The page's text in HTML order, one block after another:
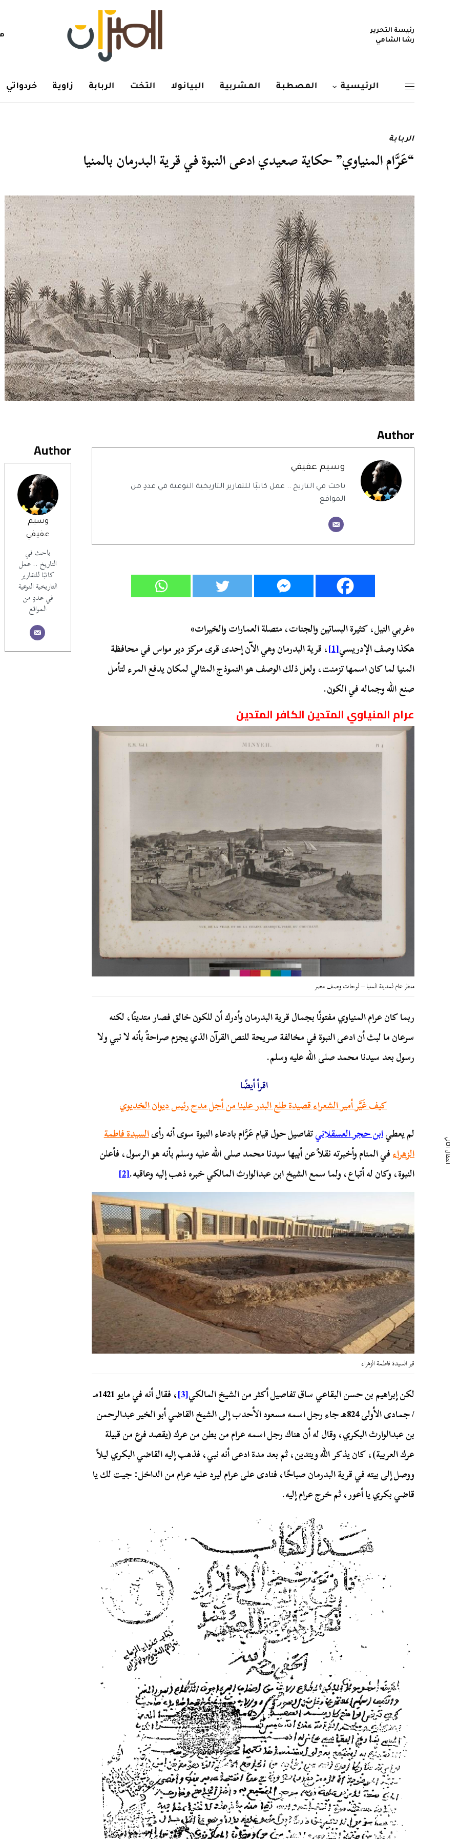
رئيسة التحرير
رشا الشامي
الرئيسية المصطبة المشربية البيانولا التخت الربابة زاوية خردواتي
الربابة
“عَرَّام المنياوي” حكاية صعيدي ادعى النبوة في قرية البدرمان بالمنيا
Author
وسيم
عفيفي
باحث في
التاريخ .. عمل
كاتبًا للتقارير
التاريخية النوعية
في عددٍ من
المواقع
Author
وسيم عفيفي
باحث في التاريخ .. عمل كاتبًا للتقارير التاريخية النوعية في عددٍ من
المواقع
«غربي النيل، كثيرة البساتين والجنات، متصلة العمارات والخيرات»
هكذا وصف الإدريسي[1] ، قرية البدرمان وهي الآن إحدى قرى مركز دير مواس في محافظة
المنيا لما كان اسمها تزمنت، ولعل ذلك الوصف هو النموذج المثالي لمكان يدفع المرء لتأمل
صنع الله وجماله في الكون.
عرام المنياوي المتدين الكافر المتدين
منظر عام لمدينة المنيا – لوحات وصف مصر
ربما كان عرام المنياوي مفتونًا بجمال قرية البدرمان وأدرك أن للكون خالق فصار متدينًا، لكنه
سرعان ما لبث أن ادعى النبوة في مخالفة صريحة للنص القرآن الذي يجزم صراحةً بأنه لا نبي ولا
رسول بعد سيدنا محمد صلى الله عليه وسلم.
اقرأ أيضًا
كيف غَيَّر أمير الشعراء قصيدة طلع البدر علينا من أجل مدح رئيس ديوان الخديوي
لم يعطيابن حجر العسقلانيتفاصيل حول قيام عَرَّام بادعاء النبوة سوى أنه رأىالسيدة فاطمة
الزهراءفي المنام وأخبرته نقلاً عن أبيها سيدنا محمد صلى الله عليه وسلم بأنه هو الرسول، فأعلن
النبوة، وكان له أتباع، ولما سمع الشيخ ابن عبدالوارث المالكي خبره ذهب إليه وعاقبه.[2]
قبر السيدة فاطمة الزهراء
لكن إبراهيم بن حسن البقاعي ساق تفاصيل أكثر من الشيخ المالكي[3]
، فقال أنه في مايو 1421مـ
/ جمادى الأولى 824هـ جاء رجل اسمه مسعود الأحدب إلى الشيخ القاضي أبو الخير عبدالرحمن
بن عبدالوارث البكري، وقال له أن هناك رجل اسمه عرام من بطن من عرك (يقصد فرع من قبيلة
عرك العربية)، كان يذكر الله ويتدين، ثم بعد مدة ادعى أنه نبي، فذهب إليه القاضي البكري ليلاً
ووصل إلى بيته في قرية البدرمان صباحًا، فنادى على عرام ليرد عليه عرام من الداخل: جيت لك يا
قاضي بكري يا أعور، ثم خرج عرام إليه.
المقال التالي